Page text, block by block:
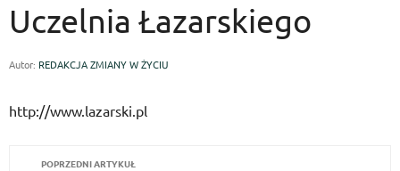
Uczelnia Łazarskiego
Autor: REDAKCJA ZMIANY W ŻYCIU
http://www.lazarski.pl
POPRZEDNI ARTYKUŁ